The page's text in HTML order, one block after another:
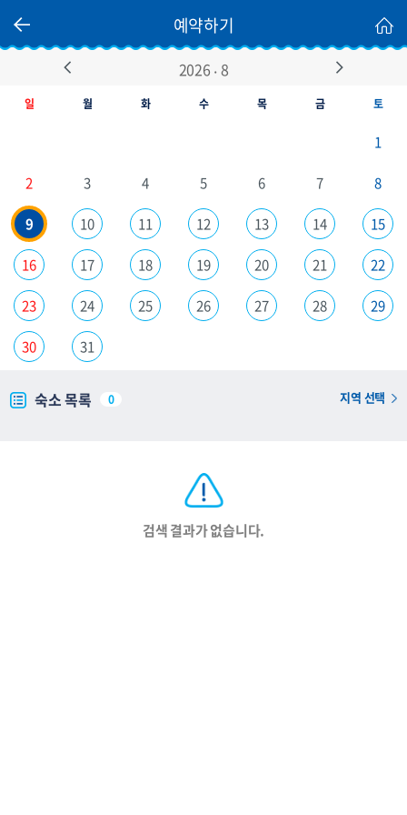
예약하기
2026 .8
일 월 화 수 목 금 토
1
2 3 4 5 6 7 8
9 10 11 12 13 14 15
16 17 18 19 20 21 22
23 24 25 26 27 28 29
30 31
숙소 목록 0 지역 선택
검색 결과가 없습니다.